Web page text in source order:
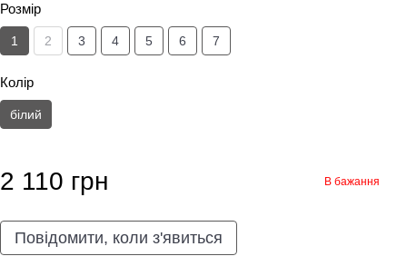
Розмір
1 2 3 4 5 6 7
Колір
білий
2 110 грн В бажання
Повідомити, коли з'явиться